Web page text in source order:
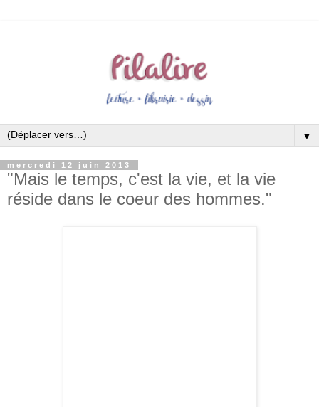
▼
mercredi 12 juin 2013
"Mais le temps, c'est la vie, et la vie
réside dans le coeur des hommes."